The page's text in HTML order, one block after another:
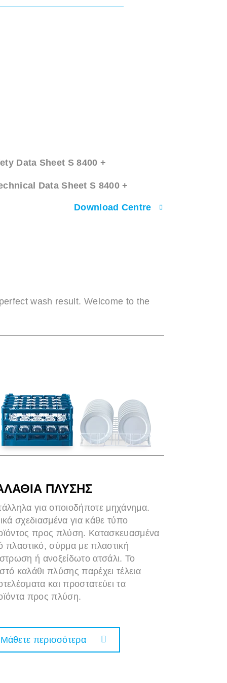
Data Sheet S 8400 +
Data Sheet S 8400 +
Download Centre
wash result. Welcome to the
ΠΛΥΣΗΣ
για οποιοδήποτε μηχάνημα.
σχεδιασμένα για κάθε τύπο
προς πλύση. Κατασκευασμένα
πλαστικό, σύρμα με πλαστική
ή ανοξείδωτο ατσάλι. Το
καλάθι πλύσης παρέχει τέλεια
και προστατεύει τα
προς πλύση.
Μάθετε περισσότερα